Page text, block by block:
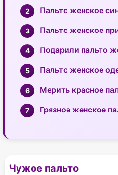
Пальто женское
Пальто женское
Подарили пальто
Пальто женское
Мерить красное
Грязное женское
Чужое пальто